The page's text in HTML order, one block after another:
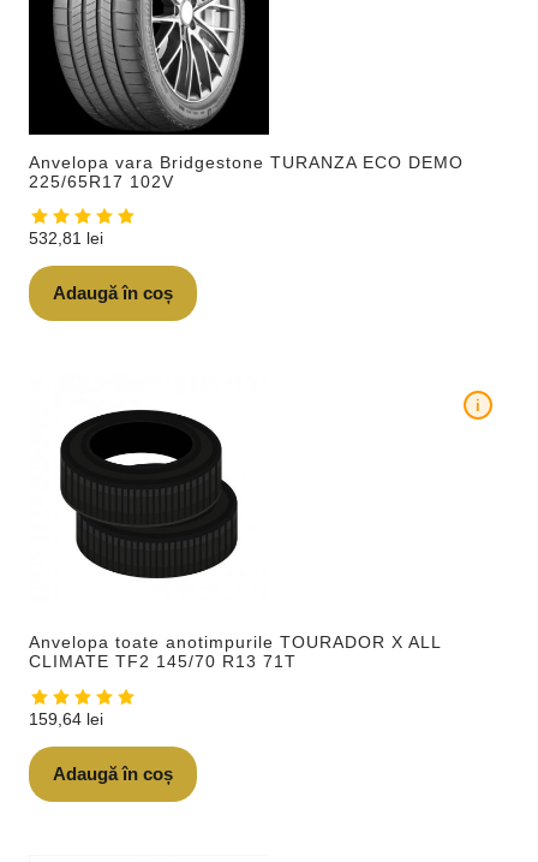
Anvelopa vara Bridgestone TURANZA ECO DEMO
225/65R17 102V
532,81 lei
Adaugă în coș
Anvelopa toate anotimpurile TOURADOR X ALL
CLIMATE TF2 145/70 R13 71T
i
159,64 lei
Adaugă în coș